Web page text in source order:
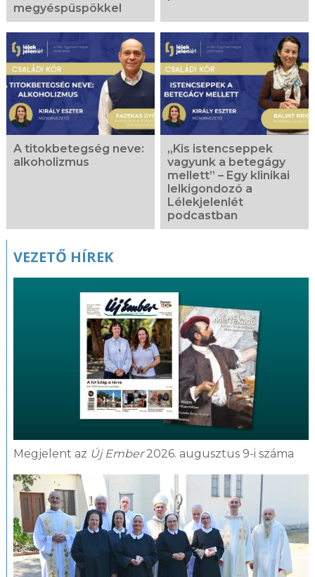
megyéspüspökkel
A titokbetegség neve:
alkoholizmus
„Kis istencseppek
vagyunk a betegágy
mellett” – Egy klinikai
lelkigondozó a
Lélekjelenlét
podcastban
VEZETŐ HÍREK
Megjelent az Új Ember2026. augusztus 9-i száma